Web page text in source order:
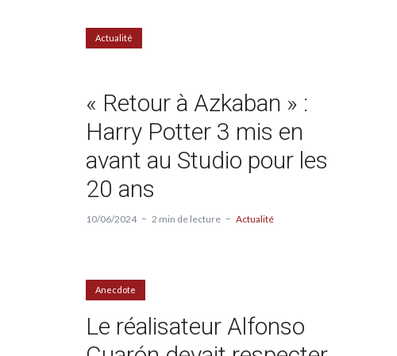
Actualité
« Retour à Azkaban » :
Harry Potter 3 mis en
avant au Studio pour les
20 ans
10/06/2024 2 min de lecture Actualité
Anecdote
Le réalisateur Alfonso